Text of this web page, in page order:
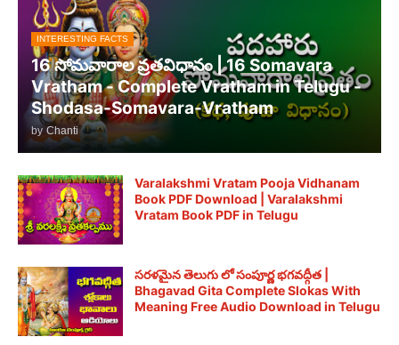
INTERESTING FACTS
16 సోమవారాల వ్రతవిధానం | 16 Somavara
Vratham - Complete Vratham in Telugu -
Shodasa-Somavara-Vratham
by Chanti
Varalakshmi Vratam Pooja Vidhanam
Book PDF Download | Varalakshmi
Vratam Book PDF in Telugu
సరళమైన తెలుగు లో సంపూర్ణ భగవద్గీత |
Bhagavad Gita Complete Slokas With
Meaning Free Audio Download in Telugu